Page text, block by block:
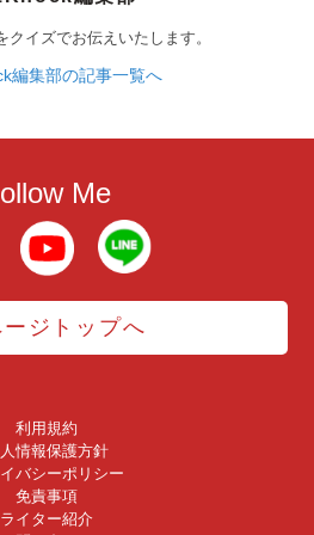
イズでお伝えいたします。
編集部の記事一覧へ
Me
ージトップへ
利用規約
情報保護方針
バシーポリシー
免責事項
ライター紹介